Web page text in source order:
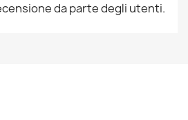
da parte degli utenti.